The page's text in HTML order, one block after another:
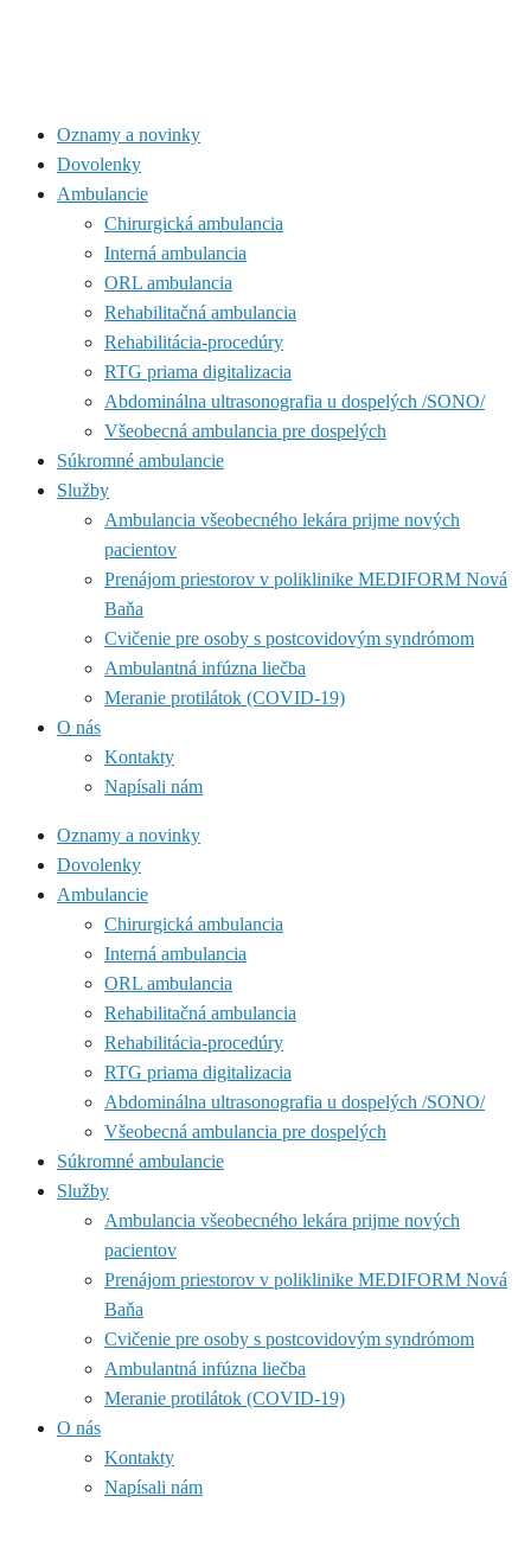
Oznamy a novinky
Dovolenky
Ambulancie
Chirurgická ambulancia
Interná ambulancia
ORL ambulancia
Rehabilitačná ambulancia
Rehabilitácia-procedúry
RTG priama digitalizacia
Abdominálna ultrasonografia u dospelých /SONO/
Všeobecná ambulancia pre dospelých
Súkromné ambulancie
Služby
Ambulancia všeobecného lekára prijme nových
pacientov
Prenájom priestorov v poliklinike MEDIFORM Nová
Baňa
Cvičenie pre osoby s postcovidovým syndrómom
Ambulantná infúzna liečba
Meranie protilátok (COVID-19)
O nás
Kontakty
Napísali nám
Oznamy a novinky
Dovolenky
Ambulancie
Chirurgická ambulancia
Interná ambulancia
ORL ambulancia
Rehabilitačná ambulancia
Rehabilitácia-procedúry
RTG priama digitalizacia
Abdominálna ultrasonografia u dospelých /SONO/
Všeobecná ambulancia pre dospelých
Súkromné ambulancie
Služby
Ambulancia všeobecného lekára prijme nových
pacientov
Prenájom priestorov v poliklinike MEDIFORM Nová
Baňa
Cvičenie pre osoby s postcovidovým syndrómom
Ambulantná infúzna liečba
Meranie protilátok (COVID-19)
O nás
Kontakty
Napísali nám